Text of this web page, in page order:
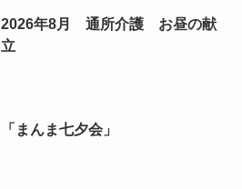
2026年8月 通所介護 お昼の献
立
「まんま七夕会」